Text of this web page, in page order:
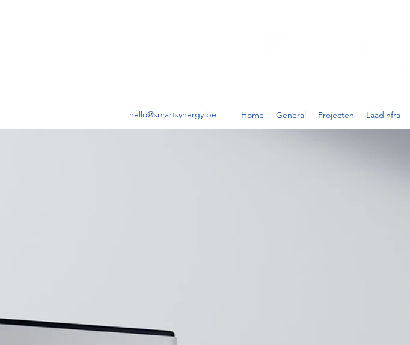
hello@smartsynergy.be Home General Projecten Laadinfra